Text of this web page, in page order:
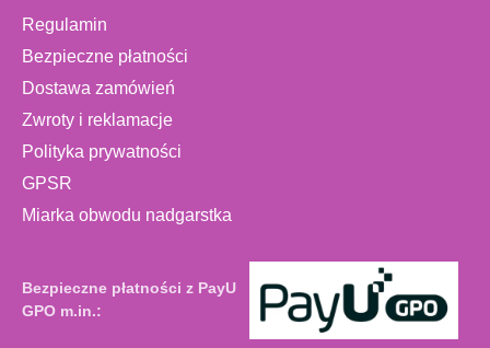
Regulamin
Bezpieczne płatności
Dostawa zamówień
Zwroty i reklamacje
Polityka prywatności
GPSR
Miarka obwodu nadgarstka
Bezpieczne płatności z PayU
GPO m.in.: